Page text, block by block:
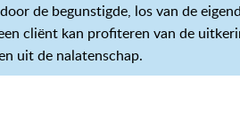
de begunstigde, los van de
cliënt kan profiteren van de
uit de nalatenschap.